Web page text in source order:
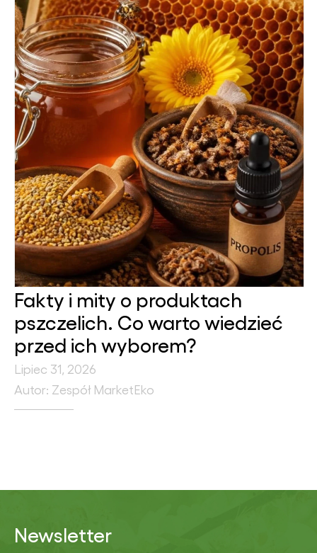
Fakty i mity o produktach
pszczelich. Co warto wiedzieć
przed ich wyborem?
Lipiec 31, 2026
Autor: Zespół MarketEko
Newsletter